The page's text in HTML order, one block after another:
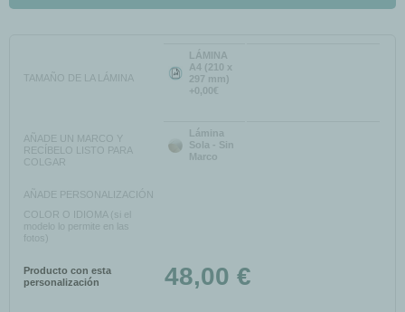
TAMAÑO DE LA LÁMINA
LÁMINA
A4 (210 x
297 mm)
+0,00€
AÑADE UN MARCO Y
RECÍBELO LISTO PARA
COLGAR
Lámina
Sola - Sin
Marco
AÑADE PERSONALIZACIÓN
COLOR O IDIOMA (si el
modelo lo permite en las
fotos)
Producto con esta
personalización
48,00 €